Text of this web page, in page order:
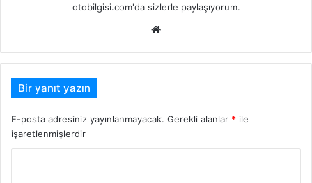
otobilgisi.com'da sizlerle paylaşıyorum.
Web
Bir yanıt yazın
E-posta adresiniz yayınlanmayacak. Gerekli alanlar * ile
işaretlenmişlerdir